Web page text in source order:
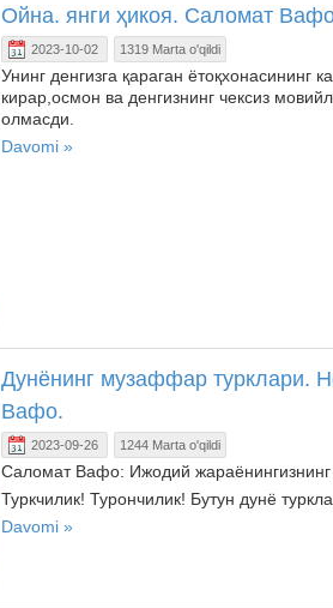
Ойна. янги ҳикоя. Саломат
2023-10-02 1319 Marta o'qildi
Унинг денгизга қараган ётоқхонасининг
кирар,осмон ва денгизнинг чексиз
олмасди.
Davomi »
Дунёнинг музаффар турклари.
Вафо.
2023-09-26 1244 Marta o'qildi
Саломат Вафо: Ижодий
Туркчилик! Турончилик! Бутун дунё
Davomi »